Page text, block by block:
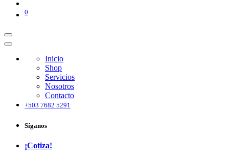
0
Inicio
Shop
Servicios
Nosotros
Contacto
+503 7682 5291
Síganos
¡Cotiza!